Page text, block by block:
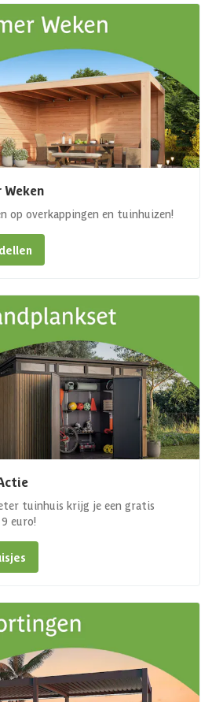
op overkappingen en tuinhuizen!
tuinhuis krijg je een gratis
euro!